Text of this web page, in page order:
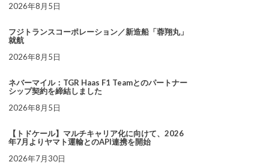
2026年8月5日
フジトランスコーポレーション／新造船「蓉翔丸」
就航
2026年8月5日
ネバーマイル：TGR Haas F1 Teamとのパートナー
シップ契約を締結しました
2026年8月5日
【トドケール】マルチキャリア化に向けて、2026
年7月よりヤマト運輸とのAPI連携を開始
2026年7月30日